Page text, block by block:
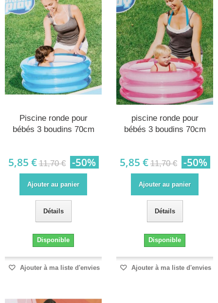
Piscine ronde pour
bébés 3 boudins 70cm
5,85 € 11,70 € -50%
Ajouter au panier
Détails
Disponible
Ajouter à ma liste d'envies
piscine ronde pour
bébés 3 boudins 70cm
5,85 € 11,70 € -50%
Ajouter au panier
Détails
Disponible
Ajouter à ma liste d'envies